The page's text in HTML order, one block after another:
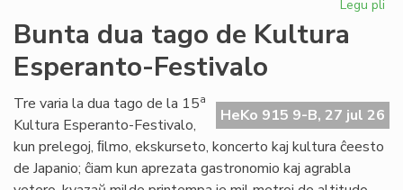
Legu pli
de
Bunta dua tago de Kultura
Esperanto-Festivalo
HeKo 915 9-B, 27 jul 26
Tre varia la dua tago de la 15a
Kultura Esperanto-Festivalo,
kun prelegoj, ﬁlmo, ekskurseto, koncerto kaj kultura ĉeesto
de Japanio; ĉiam kun aprezata gastronomio kaj agrabla